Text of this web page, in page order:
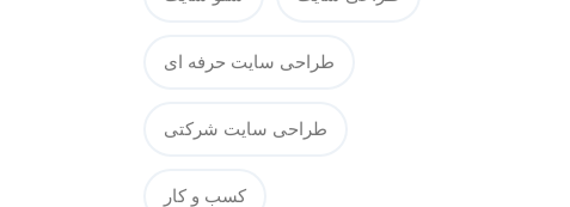
طراحی سایت حرفه ای
طراحی سایت شرکتی
کسب و کار